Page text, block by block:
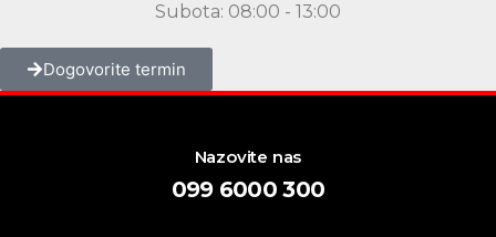
Subota: 08:00 - 13:00
Dogovorite termin
Nazovite nas
099 6000 300